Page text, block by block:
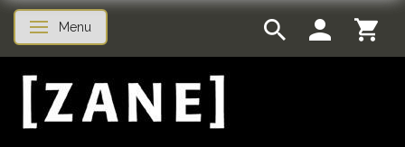
Skifte navigation
Menu